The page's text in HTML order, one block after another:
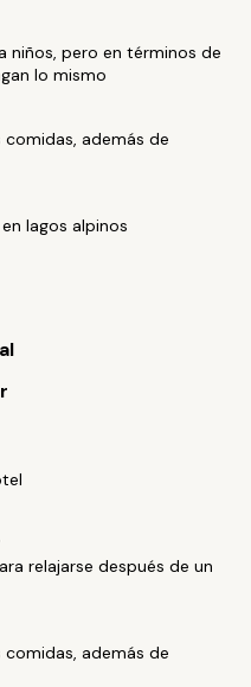
niños, pero en términos de
lo mismo
además de
lagos alpinos
relajarse después de un
además de